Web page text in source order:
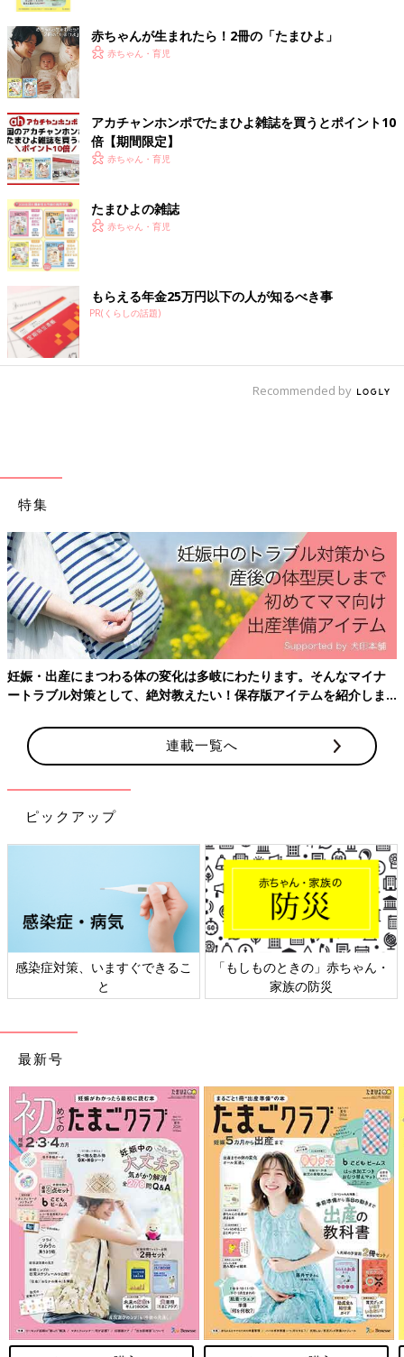
――夢空ちゃんの授乳のことはだれかに相談したんですか？
辻 はい。母乳外来にも行ったし、4カ月健診でも聞いてみまし
た。そうしたら「離乳食を5カ月になったら早めに始めてみて
は？」と言われたので、夢空の様子を見ながら5カ月半のときに
スタート。10倍がゆをパクパク食べてくれて、いい調子で進んで
いたのですが、ここで「5人きょうだいあるある」と言います
か…。夢空に家族の感染症がうつってしまったんです。私以外の
家族全員が倒れて、今、思い返しても本当に大変でした。
――離乳食はいったん、仕切り直しになったんですか？
辻 そうなんです。夢空が回復して6カ月になってから、もう一
度10倍がゆから始めて、次は野菜ペースト…というように進めま
そのタイミングで「次に進むならどの食材がいいのかな？」とチ
ャッピー（chatGPT）に聞いてみたら、「絶対、コレ!!!」くらい
ことがわかったので、そろそろ…と思いつつも、そこからあえて
レルギーがあるので、夢空にも症状が出る可能性があって慎重に
なったんです。「卒業式の日に夢空に食物アレルギーの症状が出
たら大変だな」って思って…。
こんなふうに上の子の予定で離乳食の進め方が変わるというの
も、5人目ならでは…でしょうか？ きょうだいにもまれながら、
元気に育っていってほしいと思います。
お話・
Instagram画像提供／辻希美さん 撮影／藤原 宏［Pygmy
Company］ スタイリング／トリイクニコ（辻さん分）、伊賀
瀬（夢空ちゃん分） ヘア＆メイク／冨永朋子 取材・文／中澤
【豪華付録】こども ビームス 「カシャ
めくりのしかけで遊べる赤ちゃんにとってもワ
クワク楽しいおもちゃです。
辻さんが「きょうだいの中でいちばん笑う」と話していたよう
に、取材・撮影中もご機嫌だった夢空ちゃん。笑顔いっぱいの2
人からは、温かな杉浦ファミリーの日常が垣間見れるようでし
※辻希美さんの辻の字は、しんにょうの点1つが正式表記です。
1987年6月17日生まれ。東京都出身。2000年にモーニング娘。
赤ちゃんが生まれたら！2冊の「たまひよ」
赤ちゃん・育児
アカチャンホンポでたまひよ雑誌を買うとポイント10
倍【期間限定】
赤ちゃん・育児
たまひよの雑誌
赤ちゃん・育児
もらえる年金25万円以下の人が知るべき事
PR(くらしの話題)
Recommended by
特集
妊娠・出産にまつわる体の変化は多岐にわたります。そんなマイナ
ートラブル対策として、絶対教えたい！保存版アイテムを紹介しま
連載一覧へ
ピックアップ
感染症対策、いますぐできるこ
と
「もしものときの」赤ちゃん・
家族の防災
最新号